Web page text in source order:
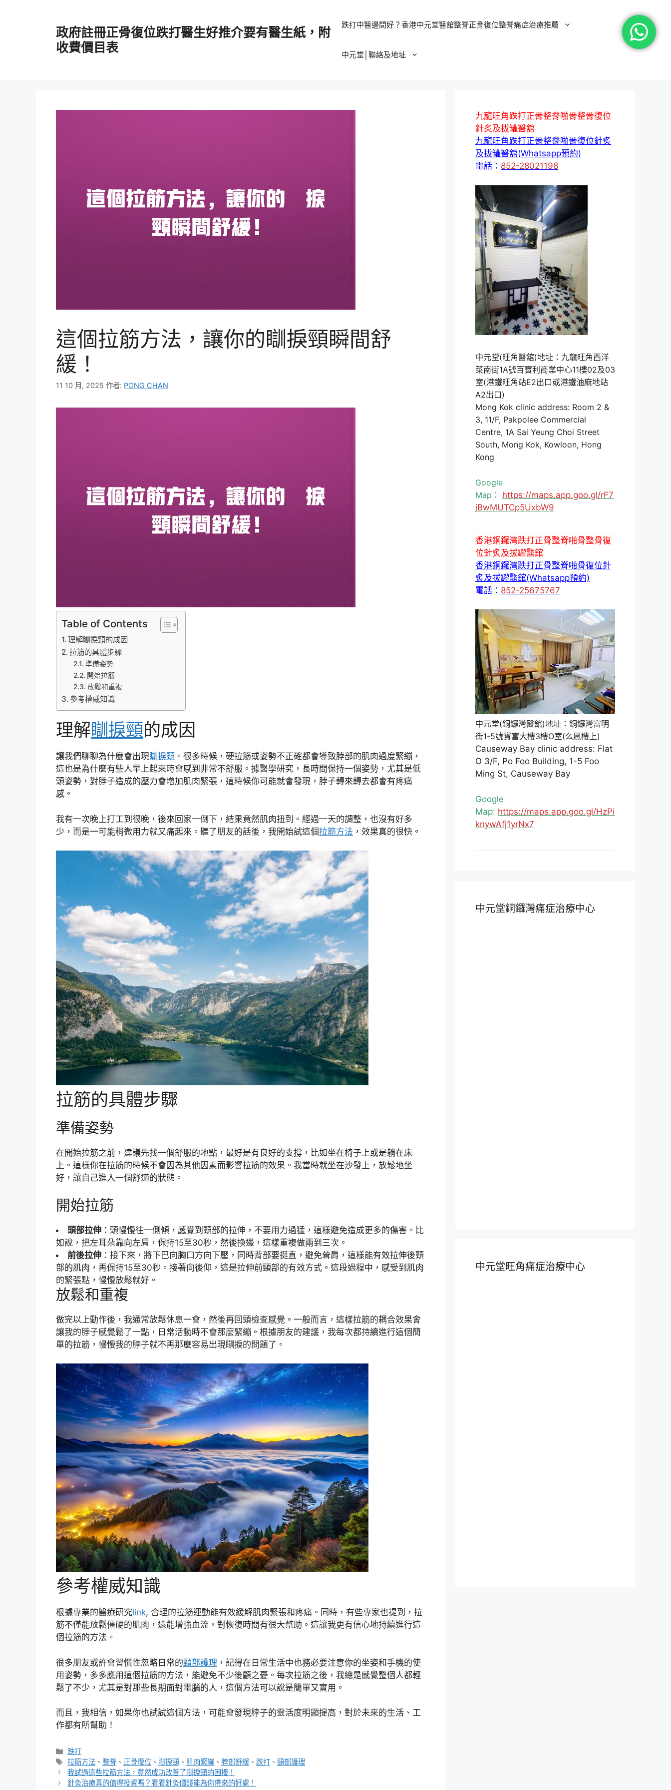
政府註冊正骨復位跌打醫生好推介要有醫生紙，附
收費價目表
跌打中醫邊間好？香港中元堂醫舘整脊正骨復位整脊痛症治療推薦
中元堂│聯絡及地址
這個拉筋方法，讓你的瞓捩頸瞬間舒
緩！
11 10 月, 2025 作者: PONG CHAN
Table of Contents
理解瞓捩頸的成因
拉筋的具體步驟
準備姿勢
開始拉筋
放鬆和重複
參考權威知識
理解瞓捩頸的成因
讓我們聊聊為什麼會出現瞓捩頸 。很多時候，硬拉筋或姿勢不正確都會導致脖部的肌肉過度緊繃，
這也是為什麼有些人早上起來時會感到非常不舒服。據醫學研究，長時間保持一個姿勢，尤其是低
頭姿勢，對脖子造成的壓力會增加肌肉緊張，這時候你可能就會發現，脖子轉來轉去都會有疼痛
感。
我有一次晚上打工到很晚，後來回家一倒下，結果竟然肌肉扭到。經過一天的調整，也沒有好多
少，而是一可能稍微用力就又痛起來。聽了朋友的話後，我開始試這個拉筋方法 ，效果真的很快。
拉筋的具體步驟
準備姿勢
在開始拉筋之前，建議先找一個舒服的地點，最好是有良好的支撐，比如坐在椅子上或是躺在床
上。這樣你在拉筋的時候不會因為其他因素而影響拉筋的效果。我當時就坐在沙發上，放鬆地坐
好，讓自己進入一個舒適的狀態。
開始拉筋
頭部拉伸 ：頭慢慢往一側傾，感覺到頸部的拉伸，不要用力過猛，這樣避免造成更多的傷害。比
如說，把左耳朵靠向左肩，保持15至30秒，然後換邊，這樣重複做兩到三次。
前後拉伸 ：接下來，將下巴向胸口方向下壓，同時背部要挺直，避免耸肩，這樣能有效拉伸後頸
部的肌肉，再保持15至30秒。接著向後仰，這是拉伸前頸部的有效方式。這段過程中，感受到肌肉
的緊張點，慢慢放鬆就好。
放鬆和重複
做完以上動作後，我通常放鬆休息一會，然後再回頭檢查感覺。一般而言，這樣拉筋的耦合效果會
讓我的脖子感覺鬆了一點，日常活動時不會那麼緊繃。根據朋友的建議，我每次都持續進行這個簡
單的拉筋，慢慢我的脖子就不再那麼容易出現瞓捩的問題了。
參考權威知識
根據專業的醫療研究link, 合理的拉筋運動能有效緩解肌肉緊張和疼痛。同時，有些專家也提到，拉
筋不僅能放鬆僵硬的肌肉，還能增強血流，對恢復時間有很大幫助。這讓我更有信心地持續進行這
個拉筋的方法。
很多朋友或許會習慣性忽略日常的頸部護理 ，記得在日常生活中也務必要注意你的坐姿和手機的使
用姿勢，多多應用這個拉筋的方法，能避免不少後顧之憂。每次拉筋之後，我總是感覺整個人都輕
鬆了不少，尤其是對那些長期面對電腦的人，這個方法可以說是簡單又實用。
而且，我相信，如果你也試試這個方法，可能會發現脖子的靈活度明顯提高，對於未來的生活、工
作都有所幫助！
分
類
跌打
標
籤
拉筋方法 、整脊 、 正骨復位 、 瞓捩頸 、 肌肉緊繃 、 脖部舒緩 、 跌打 、頸部護理
我試過這些拉筋方法，竟然成功改善了瞓捩頸的困擾！
針灸治療真的值得投資嗎？看看針灸價錢能為你帶來的好處！
九龍旺角跌打正骨整脊啪骨整骨復位
針炙及拔罐醫舘
九龍旺角跌打正骨整脊啪骨復位針炙
及拔罐醫舘(Whatsapp預約)
電話： 852-28021198
中元堂(旺角醫舘)地址：九龍旺角西洋
菜南街1A號百寶利商業中心11樓02及03
室(港鐵旺角站E2出口或港鐵油麻地站
A2出口)
Mong Kok clinic address: Room 2 &
3, 11/F, Pakpolee Commercial
Centre, 1A Sai Yeung Choi Street
South, Mong Kok, Kowloon, Hong
Kong
Google
Map： https://maps.app.goo.gl/rF7
jBwMUTCp5UxbW9
香港銅鑼灣跌打正骨整脊啪骨整骨復
位針炙及拔罐醫舘
香港銅鑼灣跌打正骨整脊啪骨復位針
炙及拔罐醫舘(Whatsapp預約)
電話： 852-25675767
中元堂(銅鑼灣醫舘)地址：銅鑼灣富明
街1-5號寶富大樓3樓O室(么鳳樓上)
Causeway Bay clinic address: Flat
O 3/F, Po Foo Building, 1-5 Foo
Ming St, Causeway Bay
Google
Map: https://maps.app.goo.gl/HzPi
knywAfj1yrNx7
中元堂銅鑼灣痛症治療中心
中元堂旺角痛症治療中心